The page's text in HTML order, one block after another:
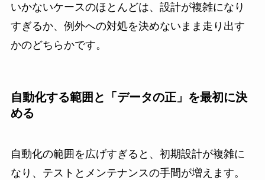
いかないケースのほとんどは、設計が複雑になり
すぎるか、例外への対処を決めないまま走り出す
かのどちらかです。
自動化する範囲と「データの正」を最初に決
める
自動化の範囲を広げすぎると、初期設計が複雑に
なり、テストとメンテナンスの手間が増えます。